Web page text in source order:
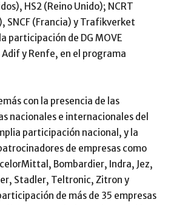
HS2 (Reino Unido); NCRT
SNCF (Francia) y Trafikverket
participación de DG MOVE
y Renfe, en el programa
con la presencia de las
nacionales e internacionales del
participación nacional, y la
de empresas como
Bombardier, Indra, Jez,
Stadler, Teltronic, Zitron y
de más de 35 empresas